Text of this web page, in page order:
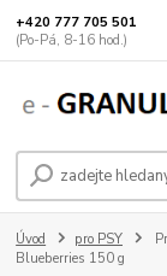
+420 777 705 501
(Po-Pá, 8-16 hod.)
Úvod pro PSY
Blueberries 150 g